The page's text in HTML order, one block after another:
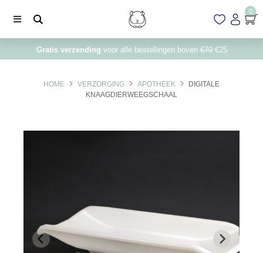
0
Gratis verzending voor alle bestellingen boven€70€25
HOME VERZORGING APOTHEEK
DIGITALE
KNAAGDIERWEEGSCHAAL